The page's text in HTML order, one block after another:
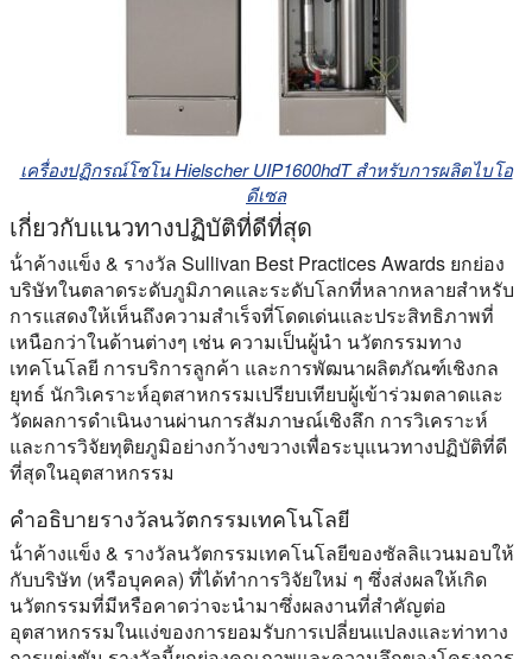
เครื่องปฏิกรณ์โซโน Hielscher UIP1600hdT สําหรับการผลิตไบโอ
ดีเซล
เกี่ยวกับแนวทางปฏิบัติที่ดีที่สุด
น้ําค้างแข็ง & รางวัล Sullivan Best Practices Awards ยกย่อง
บริษัทในตลาดระดับภูมิภาคและระดับโลกที่หลากหลายสําหรับ
การแสดงให้เห็นถึงความสําเร็จที่โดดเด่นและประสิทธิภาพที่
เหนือกว่าในด้านต่างๆ เช่น ความเป็นผู้นํา นวัตกรรมทาง
เทคโนโลยี การบริการลูกค้า และการพัฒนาผลิตภัณฑ์เชิงกล
ยุทธ์ นักวิเคราะห์อุตสาหกรรมเปรียบเทียบผู้เข้าร่วมตลาดและ
วัดผลการดําเนินงานผ่านการสัมภาษณ์เชิงลึก การวิเคราะห์
และการวิจัยทุติยภูมิอย่างกว้างขวางเพื่อระบุแนวทางปฏิบัติที่ดี
ที่สุดในอุตสาหกรรม
คําอธิบายรางวัลนวัตกรรมเทคโนโลยี
น้ําค้างแข็ง & รางวัลนวัตกรรมเทคโนโลยีของซัลลิแวนมอบให้
กับบริษัท (หรือบุคคล) ที่ได้ทําการวิจัยใหม่ ๆ ซึ่งส่งผลให้เกิด
นวัตกรรมที่มีหรือคาดว่าจะนํามาซึ่งผลงานที่สําคัญต่อ
อุตสาหกรรมในแง่ของการยอมรับการเปลี่ยนแปลงและท่าทาง